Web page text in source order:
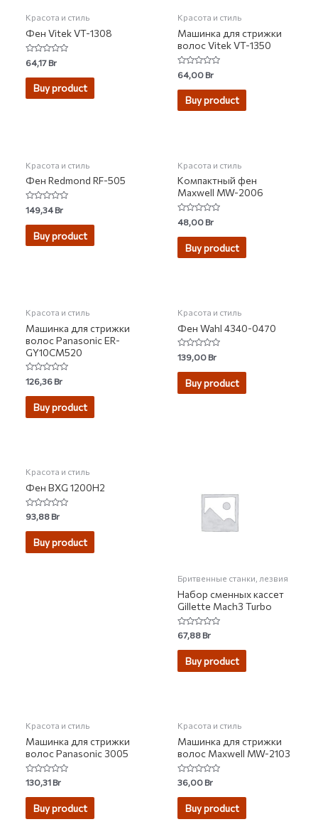
Красота и стиль
Фен Vitek VT-1308
Rated
0
out
64,17Br
Buy product
Красота и стиль
Машинка для стрижки
волос Vitek VT-1350
Rated
0
out
64,00Br
Buy product
Красота и стиль
Фен Redmond RF-505
Rated
0
out
149,34Br
Buy product
Красота и стиль
Компактный фен
Maxwell MW-2006
Rated
0
out
48,00Br
Buy product
Красота и стиль
Машинка для стрижки
волос Panasonic ER-
GY10CM520
Rated
0
out
126,36Br
Buy product
Красота и стиль
Фен Wahl 4340-0470
Rated
0
out
139,00Br
Buy product
Красота и стиль
Фен BXG 1200H2
Rated
0
out
93,88Br
Buy product
Бритвенные станки, лезвия
Набор сменных кассет
Gillette Mach3 Turbo
Rated
0
out
67,88Br
Buy product
Красота и стиль
Машинка для стрижки
волос Panasonic 3005
Rated
0
out
130,31Br
Buy product
Красота и стиль
Машинка для стрижки
волос Maxwell MW-2103
Rated
0
out
36,00Br
Buy product